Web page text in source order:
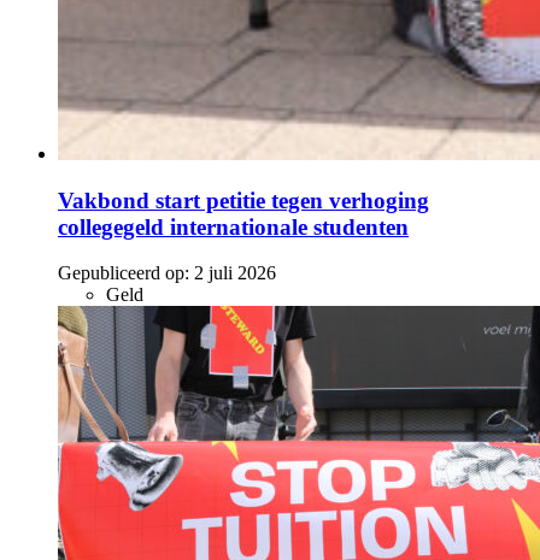
Vakbond start petitie tegen verhoging
collegegeld internationale studenten
Gepubliceerd op: 2 juli 2026
Geld